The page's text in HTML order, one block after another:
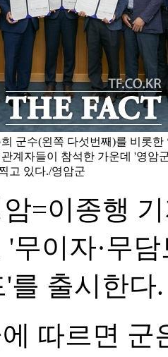
군수(왼쪽 다섯번째)를 비롯
계자들이 참석한 가운데 '영암
고 있다./영암군
=이종행
무이자·무
를 출시한다.
따르면